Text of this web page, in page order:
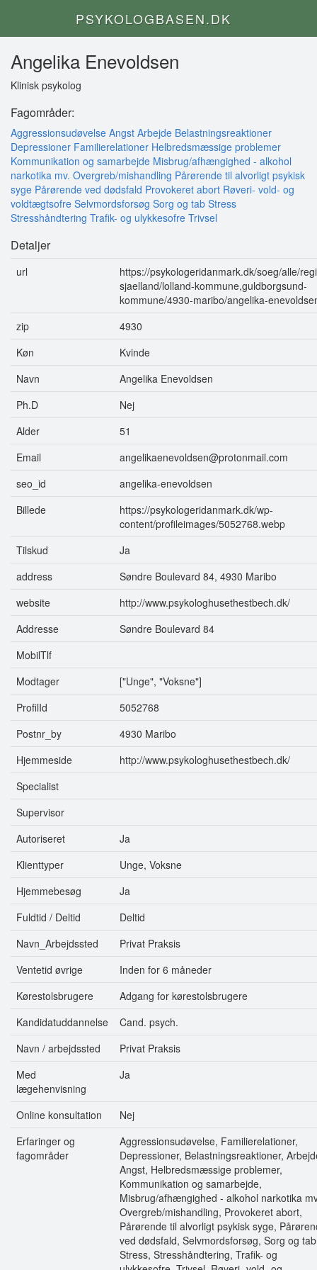
PSYKOLOGBASEN.DK
Angelika Enevoldsen
Klinisk psykolog
Fagområder:
Aggressionsudøvelse Angst Arbejde Belastningsreaktioner
Depressioner Familierelationer Helbredsmæssige problemer
Kommunikation og samarbejde Misbrug/afhængighed - alkohol
narkotika mv. Overgreb/mishandling Pårørende til alvorligt psykisk
syge Pårørende ved dødsfald Provokeret abort Røveri- vold- og
voldtægtsofre Selvmordsforsøg Sorg og tab Stress
Stresshåndtering Trafik- og ulykkesofre Trivsel
Detaljer
url
https://psykologeridanmark.dk/soeg/alle/
sjaelland/lolland-kommune,guldborgsund-
kommune/4930-maribo/angelika-
zip
4930
Køn
Kvinde
Navn
Angelika Enevoldsen
Ph.D
Nej
Alder
51
Email
angelikaenevoldsen@protonmail.com
seo_id
angelika-enevoldsen
Billede
https://psykologeridanmark.dk/wp-
content/profileimages/5052768.webp
Tilskud
Ja
address
Søndre Boulevard 84, 4930 Maribo
website
http://www.psykologhusethestbech.dk/
Addresse
Søndre Boulevard 84
MobilTlf
Modtager
["Unge", "Voksne"]
ProfilId
5052768
Postnr_by
4930 Maribo
Hjemmeside
http://www.psykologhusethestbech.dk/
Specialist
Supervisor
Autoriseret
Ja
Klienttyper
Unge, Voksne
Hjemmebesøg
Ja
Fuldtid / Deltid
Deltid
Navn_Arbejdssted
Privat Praksis
Ventetid øvrige
Inden for 6 måneder
Kørestolsbrugere
Adgang for kørestolsbrugere
Kandidatuddannelse
Cand. psych.
Navn / arbejdssted
Privat Praksis
Med
lægehenvisning
Ja
Online konsultation
Nej
Erfaringer og
fagområder
Aggressionsudøvelse, Familierelationer,
Depressioner, Belastningsreaktioner,
Angst, Helbredsmæssige problemer,
Kommunikation og samarbejde,
Misbrug/afhængighed - alkohol narkotika
Overgreb/mishandling, Provokeret abort,
Pårørende til alvorligt psykisk syge,
ved dødsfald, Selvmordsforsøg, Sorg og
Stress, Stresshåndtering, Trafik- og